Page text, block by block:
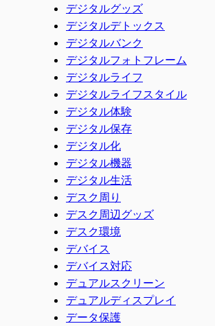
デジタルグッズ
デジタルデトックス
デジタルバンク
デジタルフォトフレーム
デジタルライフ
デジタルライフスタイル
デジタル体験
デジタル保存
デジタル化
デジタル機器
デジタル生活
デスク周り
デスク周辺グッズ
デスク環境
デバイス
デバイス対応
デュアルスクリーン
デュアルディスプレイ
データ保護